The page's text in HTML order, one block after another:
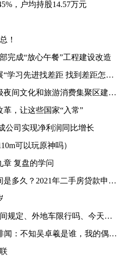
，户均持股14.57万元
！
完成“放心午餐”工程建设改造
南阳市卧龙区卫健委：开展“学习先进找差距 找到差距怎么办”专题研讨活动
文旅部：开展第三批国家级夜间文化和旅游消费集聚区建设工作
，让这些国家“入常”
公司实现净利润同比增长
可以玩原神吗）
章 复盘的学问
建行2021年二手房放款时间是多久？2021年二手房贷款申请流程有哪些？
2023年7月29日陇南限行时间规定、外地车限行吗、今天限行尾号限行限号最新规定时间查询
TVB新星詹天文谈菊梓乔绯闻：不知吴卓羲是谁，我的偶像是王俊凯